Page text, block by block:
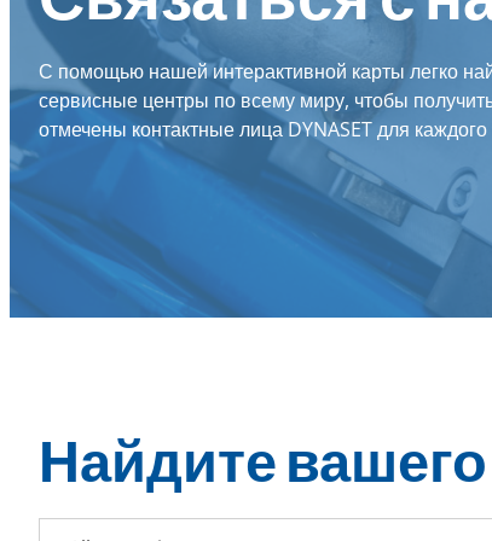
С помощью нашей интерактивной карты легко
сервисные центры по всему миру, чтобы
отмечены контактные лица DYNASET для
Найдите